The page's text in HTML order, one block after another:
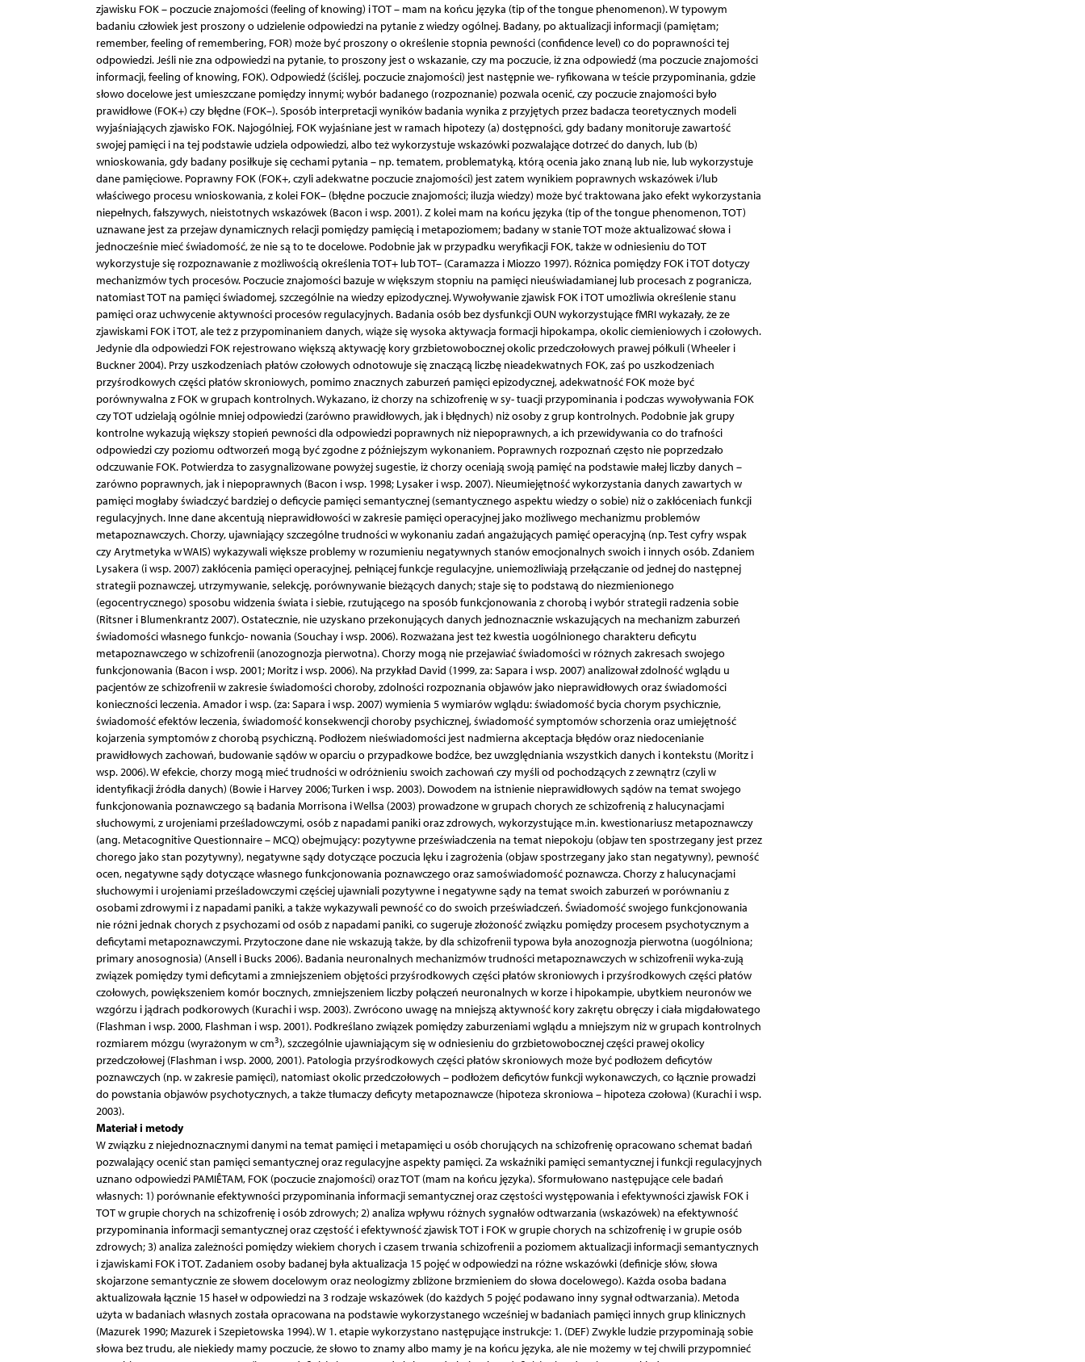
zjawisku FOK – poczucie znajomości (feeling of knowing) i TOT – mam na końcu języka (tip of the tongue phenomenon). W typowym
badaniu człowiek jest proszony o udzielenie odpowiedzi na pytanie z wiedzy ogólnej. Badany, po aktualizacji informacji (pamiętam;
remember, feeling of remembering, FOR) może być proszony o określenie stopnia pewności (confidence level) co do poprawności tej
odpowiedzi. Jeśli nie zna odpowiedzi na pytanie, to proszony jest o wskazanie, czy ma poczucie, iż zna odpowiedź (ma poczucie znajomości
informacji, feeling of knowing, FOK). Odpowiedź (ściślej, poczucie znajomości) jest następnie we- ryfikowana w teście przypominania, gdzie
słowo docelowe jest umieszczane pomiędzy innymi; wybór badanego (rozpoznanie) pozwala ocenić, czy poczucie znajomości było
prawidłowe (FOK+) czy błędne (FOK–). Sposób interpretacji wyników badania wynika z przyjętych przez badacza teoretycznych modeli
wyjaśniających zjawisko FOK. Najogólniej, FOK wyjaśniane jest w ramach hipotezy (a) dostępności, gdy badany monitoruje zawartość
swojej pamięci i na tej podstawie udziela odpowiedzi, albo też wykorzystuje wskazówki pozwalające dotrzeć do danych, lub (b)
wnioskowania, gdy badany posiłkuje się cechami pytania – np. tematem, problematyką, którą ocenia jako znaną lub nie, lub wykorzystuje
dane pamięciowe. Poprawny FOK (FOK+, czyli adekwatne poczucie znajomości) jest zatem wynikiem poprawnych wskazówek i/lub
właściwego procesu wnioskowania, z kolei FOK– (błędne poczucie znajomości; iluzja wiedzy) może być traktowana jako efekt wykorzystania
niepełnych, fałszywych, nieistotnych wskazówek (Bacon i wsp. 2001). Z kolei mam na końcu języka (tip of the tongue phenomenon, TOT)
uznawane jest za przejaw dynamicznych relacji pomiędzy pamięcią i metapoziomem; badany w stanie TOT może aktualizować słowa i
jednocześnie mieć świadomość, że nie są to te docelowe. Podobnie jak w przypadku weryfikacji FOK, także w odniesieniu do TOT
wykorzystuje się rozpoznawanie z możliwością określenia TOT+ lub TOT– (Caramazza i Miozzo 1997). Różnica pomiędzy FOK i TOT dotyczy
mechanizmów tych procesów. Poczucie znajomości bazuje w większym stopniu na pamięci nieuświadamianej lub procesach z pogranicza,
natomiast TOT na pamięci świadomej, szczególnie na wiedzy epizodycznej. Wywoływanie zjawisk FOK i TOT umożliwia określenie stanu
pamięci oraz uchwycenie aktywności procesów regulacyjnych. Badania osób bez dysfunkcji OUN wykorzystujące fMRI wykazały, że ze
zjawiskami FOK i TOT, ale też z przypominaniem danych, wiąże się wysoka aktywacja formacji hipokampa, okolic ciemieniowych i czołowych.
Jedynie dla odpowiedzi FOK rejestrowano większą aktywację kory grzbietowobocznej okolic przedczołowych prawej półkuli (Wheeler i
Buckner 2004). Przy uszkodzeniach płatów czołowych odnotowuje się znaczącą liczbę nieadekwatnych FOK, zaś po uszkodzeniach
przyśrodkowych części płatów skroniowych, pomimo znacznych zaburzeń pamięci epizodycznej, adekwatność FOK może być
porównywalna z FOK w grupach kontrolnych. Wykazano, iż chorzy na schizofrenię w sy- tuacji przypominania i podczas wywoływania FOK
czy TOT udzielają ogólnie mniej odpowiedzi (zarówno prawidłowych, jak i błędnych) niż osoby z grup kontrolnych. Podobnie jak grupy
kontrolne wykazują większy stopień pewności dla odpowiedzi poprawnych niż niepoprawnych, a ich przewidywania co do trafności
odpowiedzi czy poziomu odtworzeń mogą być zgodne z późniejszym wykonaniem. Poprawnych rozpoznań często nie poprzedzało
odczuwanie FOK. Potwierdza to zasygnalizowane powyżej sugestie, iż chorzy oceniają swoją pamięć na podstawie małej liczby danych –
zarówno poprawnych, jak i niepoprawnych (Bacon i wsp. 1998; Lysaker i wsp. 2007). Nieumiejętność wykorzystania danych zawartych w
pamięci mogłaby świadczyć bardziej o deficycie pamięci semantycznej (semantycznego aspektu wiedzy o sobie) niż o zakłóceniach funkcji
regulacyjnych. Inne dane akcentują nieprawidłowości w zakresie pamięci operacyjnej jako możliwego mechanizmu problemów
metapoznawczych. Chorzy, ujawniający szczególne trudności w wykonaniu zadań angażujących pamięć operacyjną (np. Test cyfry wspak
czy Arytmetyka w WAIS) wykazywali większe problemy w rozumieniu negatywnych stanów emocjonalnych swoich i innych osób. Zdaniem
Lysakera (i wsp. 2007) zakłócenia pamięci operacyjnej, pełniącej funkcje regulacyjne, uniemożliwiają przełączanie od jednej do następnej
strategii poznawczej, utrzymywanie, selekcję, porównywanie bieżących danych; staje się to podstawą do niezmienionego
(egocentrycznego) sposobu widzenia świata i siebie, rzutującego na sposób funkcjonowania z chorobą i wybór strategii radzenia sobie
(Ritsner i Blumenkrantz 2007). Ostatecznie, nie uzyskano przekonujących danych jednoznacznie wskazujących na mechanizm zaburzeń
świadomości własnego funkcjo- nowania (Souchay i wsp. 2006). Rozważana jest też kwestia uogólnionego charakteru deficytu
metapoznawczego w schizofrenii (anozognozja pierwotna). Chorzy mogą nie przejawiać świadomości w różnych zakresach swojego
funkcjonowania (Bacon i wsp. 2001; Moritz i wsp. 2006). Na przykład David (1999, za: Sapara i wsp. 2007) analizował zdolność wglądu u
pacjentów ze schizofrenii w zakresie świadomości choroby, zdolności rozpoznania objawów jako nieprawidłowych oraz świadomości
konieczności leczenia. Amador i wsp. (za: Sapara i wsp. 2007) wymienia 5 wymiarów wglądu: świadomość bycia chorym psychicznie,
świadomość efektów leczenia, świadomość konsekwencji choroby psychicznej, świadomość symptomów schorzenia oraz umiejętność
kojarzenia symptomów z chorobą psychiczną. Podłożem nieświadomości jest nadmierna akceptacja błędów oraz niedocenianie
prawidłowych zachowań, budowanie sądów w oparciu o przypadkowe bodźce, bez uwzględniania wszystkich danych i kontekstu (Moritz i
wsp. 2006). W efekcie, chorzy mogą mieć trudności w odróżnieniu swoich zachowań czy myśli od pochodzących z zewnątrz (czyli w
identyfikacji źródła danych) (Bowie i Harvey 2006; Turken i wsp. 2003). Dowodem na istnienie nieprawidłowych sądów na temat swojego
funkcjonowania poznawczego są badania Morrisona i Wellsa (2003) prowadzone w grupach chorych ze schizofrenią z halucynacjami
słuchowymi, z urojeniami prześladowczymi, osób z napadami paniki oraz zdrowych, wykorzystujące m.in. kwestionariusz metapoznawczy
(ang. Metacognitive Questionnaire – MCQ) obejmujący: pozytywne przeświadczenia na temat niepokoju (objaw ten spostrzegany jest przez
chorego jako stan pozytywny), negatywne sądy dotyczące poczucia lęku i zagrożenia (objaw spostrzegany jako stan negatywny), pewność
ocen, negatywne sądy dotyczące własnego funkcjonowania poznawczego oraz samoświadomość poznawcza. Chorzy z halucynacjami
słuchowymi i urojeniami prześladowczymi częściej ujawniali pozytywne i negatywne sądy na temat swoich zaburzeń w porównaniu z
osobami zdrowymi i z napadami paniki, a także wykazywali pewność co do swoich przeświadczeń. Świadomość swojego funkcjonowania
nie różni jednak chorych z psychozami od osób z napadami paniki, co sugeruje złożoność związku pomiędzy procesem psychotycznym a
deficytami metapoznawczymi. Przytoczone dane nie wskazują także, by dla schizofrenii typowa była anozognozja pierwotna (uogólniona;
primary anosognosia) (Ansell i Bucks 2006). Badania neuronalnych mechanizmów trudności metapoznawczych w schizofrenii wyka-zują
związek pomiędzy tymi deficytami a zmniejszeniem objętości przyśrodkowych części płatów skroniowych i przyśrodkowych części płatów
czołowych, powiększeniem komór bocznych, zmniejszeniem liczby połączeń neuronalnych w korze i hipokampie, ubytkiem neuronów we
wzgórzu i jądrach podkorowych (Kurachi i wsp. 2003). Zwrócono uwagę na mniejszą aktywność kory zakrętu obręczy i ciała migdałowatego
(Flashman i wsp. 2000, Flashman i wsp. 2001). Podkreślano związek pomiędzy zaburzeniami wglądu a mniejszym niż w grupach kontrolnych
rozmiarem mózgu (wyrażonym w cm3), szczególnie ujawniającym się w odniesieniu do grzbietowobocznej części prawej okolicy
przedczołowej (Flashman i wsp. 2000, 2001). Patologia przyśrodkowych części płatów skroniowych może być podłożem deficytów
poznawczych (np. w zakresie pamięci), natomiast okolic przedczołowych – podłożem deficytów funkcji wykonawczych, co łącznie prowadzi
do powstania objawów psychotycznych, a także tłumaczy deficyty metapoznawcze (hipoteza skroniowa – hipoteza czołowa) (Kurachi i wsp.
2003).
Materiał i metody
W związku z niejednoznacznymi danymi na temat pamięci i metapamięci u osób chorujących na schizofrenię opracowano schemat badań
pozwalający ocenić stan pamięci semantycznej oraz regulacyjne aspekty pamięci. Za wskaźniki pamięci semantycznej i funkcji regulacyjnych
uznano odpowiedzi PAMIÊTAM, FOK (poczucie znajomości) oraz TOT (mam na końcu języka). Sformułowano następujące cele badań
własnych: 1) porównanie efektywności przypominania informacji semantycznej oraz częstości występowania i efektywności zjawisk FOK i
TOT w grupie chorych na schizofrenię i osób zdrowych; 2) analiza wpływu różnych sygnałów odtwarzania (wskazówek) na efektywność
przypominania informacji semantycznej oraz częstość i efektywność zjawisk TOT i FOK w grupie chorych na schizofrenię i w grupie osób
zdrowych; 3) analiza zależności pomiędzy wiekiem chorych i czasem trwania schizofrenii a poziomem aktualizacji informacji semantycznych
i zjawiskami FOK i TOT. Zadaniem osoby badanej była aktualizacja 15 pojęć w odpowiedzi na różne wskazówki (definicje słów, słowa
skojarzone semantycznie ze słowem docelowym oraz neologizmy zbliżone brzmieniem do słowa docelowego). Każda osoba badana
aktualizowała łącznie 15 haseł w odpowiedzi na 3 rodzaje wskazówek (do każdych 5 pojęć podawano inny sygnał odtwarzania). Metoda
użyta w badaniach własnych została opracowana na podstawie wykorzystanego wcześniej w badaniach pamięci innych grup klinicznych
(Mazurek 1990; Mazurek i Szepietowska 1994). W 1. etapie wykorzystano następujące instrukcje: 1. (DEF) Zwykle ludzie przypominają sobie
słowa bez trudu, ale niekiedy mamy poczucie, że słowo to znamy albo mamy je na końcu języka, ale nie możemy w tej chwili przypomnieć